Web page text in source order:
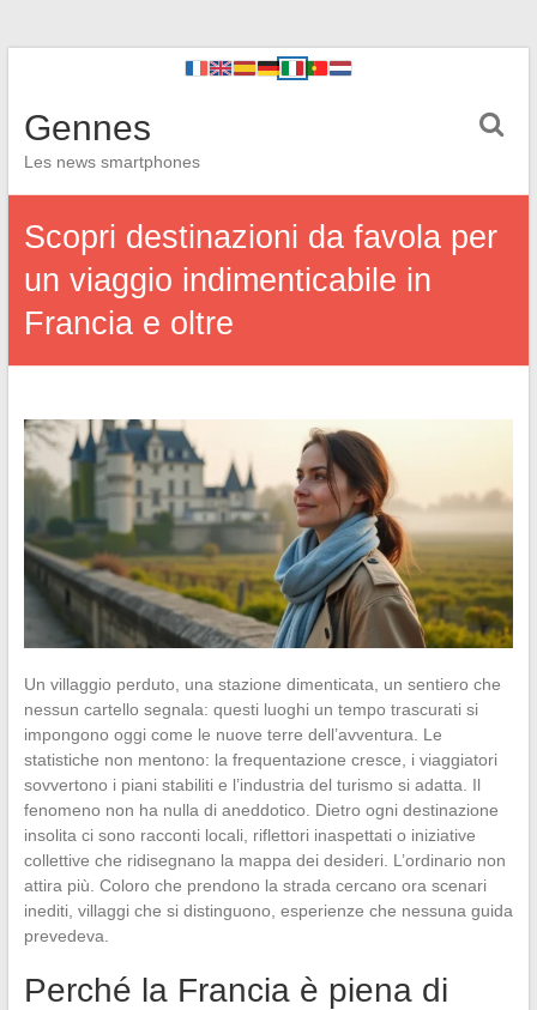
Gennes
Les news smartphones
Scopri destinazioni da favola per
un viaggio indimenticabile in
Francia e oltre
Un villaggio perduto, una stazione dimenticata, un sentiero che
nessun cartello segnala: questi luoghi un tempo trascurati si
impongono oggi come le nuove terre dell’avventura. Le
statistiche non mentono: la frequentazione cresce, i viaggiatori
sovvertono i piani stabiliti e l’industria del turismo si adatta. Il
fenomeno non ha nulla di aneddotico. Dietro ogni destinazione
insolita ci sono racconti locali, riflettori inaspettati o iniziative
collettive che ridisegnano la mappa dei desideri. L’ordinario non
attira più. Coloro che prendono la strada cercano ora scenari
inediti, villaggi che si distinguono, esperienze che nessuna guida
prevedeva.
Perché la Francia è piena di